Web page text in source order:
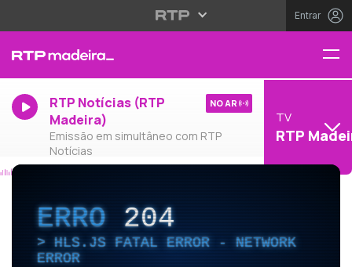
Entrar
RTP Notícias (RTP
Madeira)
Emissão em simultâneo com RTP
Notícias
NO AR
TV
RTP
ERRO204
HLS.JS FATAL ERROR - NETWORK
ERROR